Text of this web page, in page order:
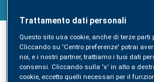
SYNLAB è leader nella
integrata, grazie al capillare
Trattamento dati personali
Questo sito usa cookie, anche di terze
Cliccando su 'Centro preferenze' potrai
noi, e i nostri partner, trattiamo i tuoi dati
consensi. Cliccando sulla 'x' in alto a
cookie, eccetto quelli necessari per il